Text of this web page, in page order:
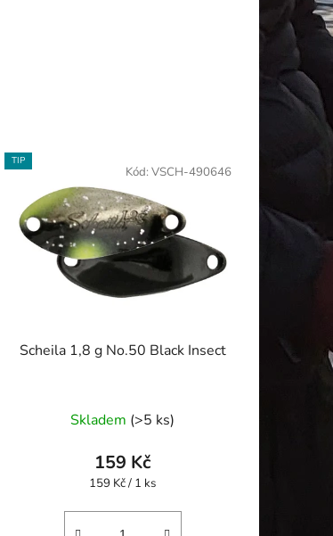
TIP
Scheila 1,8 g No.50 Black Insect
Skladem (>5 ks)
159 Kč
Měrná
159 Kč / 1 ks
Kód: VSCH-490646